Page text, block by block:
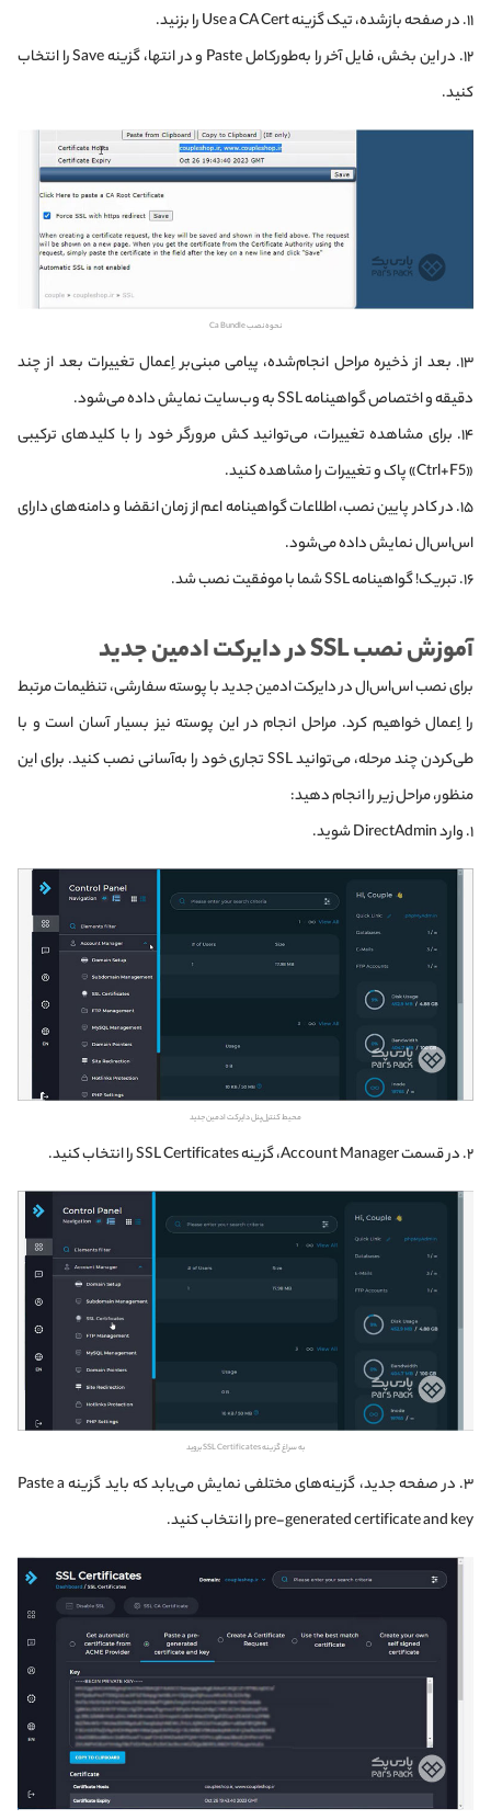
۱۱. در صفحه بازشده، تیک گزینه Use a CA Cert را بزنید.
۱۲. در این بخش، فایل آخر را به‌طورکامل Paste و در انتها، گزینه Save را انتخاب
کنید.
نحوه نصب Ca Bundle
۱۳. بعد از ذخیره مراحل انجام‌شده، پیامی مبنی‌بر اِعمال تغییرات بعد از چند
دقیقه و اختصاص گواهینامه SSL به وب‌سایت نمایش‌ داده می‌شود.
۱۴. برای مشاهده تغییرات، می‌توانید کش مرورگر خود را با کلیدهای ترکیبی
«Ctrl+F5» پاک و تغییرات را مشاهده کنید.
۱۵. در کادر پایین نصب، اطلاعات گواهینامه اعم از زمان انقضا و دامنه‌های دارای
اس‌اس‌ال نمایش داده می‌شود.
۱۶. تبریک! گواهینامه SSL شما با موفقیت نصب شد.
آموزش نصب SSL در دایرکت ادمین جدید
برای نصب اس‌اس‌ال در دایرکت ادمین جدید با پوسته سفارشی، تنظیمات مرتبط
را اِعمال خواهیم کرد. مراحل انجام در این پوسته نیز بسیار آسان است و با
طی‌کردن چند مرحله، می‌توانید SSL تجاری خود را به‌آسانی نصب کنید. برای این
منظور، مراحل زیر را انجام دهید:
۱. وارد DirectAdmin شوید.
محیط کنترل‌پنل دایرکت ادمین جدید
۲. در قسمت Account Manager، گزینه SSL Certificates را انتخاب کنید.
به سراغ گزینه SSL Certificates بروید
۳. در صفحه جدید، گزینه‌های مختلفی نمایش می‌یابد که باید گزینه Paste a
pre-generated certificate and key را انتخاب کنید.